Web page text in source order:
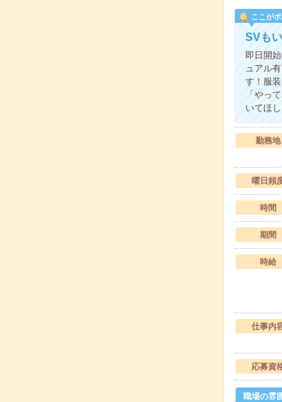
ここがポ
SVも
即日開
ュアル
す！服
「やっ
いてほ
勤務地
曜日頻
時間
期間
時給
仕事内
応募資
職場の雰